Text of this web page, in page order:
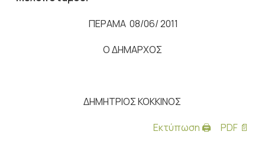
ΠΕΡΑΜΑ 08/06/ 2011
Ο ΔΗΜΑΡΧΟΣ
ΔΗΜΗΤΡΙΟΣ ΚΟΚΚΙΝΟΣ
Εκτύπωση 🖨
PDF 📄